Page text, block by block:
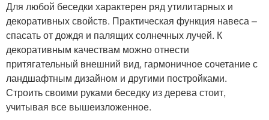
Для любой беседки характерен ряд утилитарных и
декоративных свойств. Практическая функция навеса –
спасать от дождя и палящих солнечных лучей. К
декоративным качествам можно отнести
притягательный внешний вид, гармоничное сочетание с
ландшафтным дизайном и другими постройками.
Строить своими руками беседку из дерева стоит,
учитывая все вышеизложенное.